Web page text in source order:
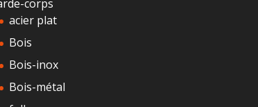
corps
acier plat
Bois
Bois-inox
Bois-métal